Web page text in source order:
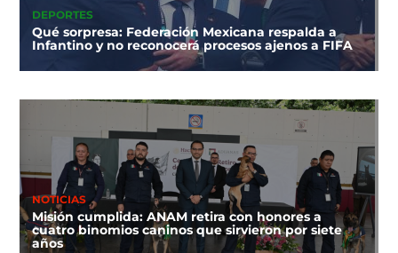
DEPORTES
Qué sorpresa: Federación Mexicana respalda a
Infantino y no reconocerá procesos ajenos a FIFA
NOTICIAS
Misión cumplida: ANAM retira con honores a
cuatro binomios caninos que sirvieron por siete
años